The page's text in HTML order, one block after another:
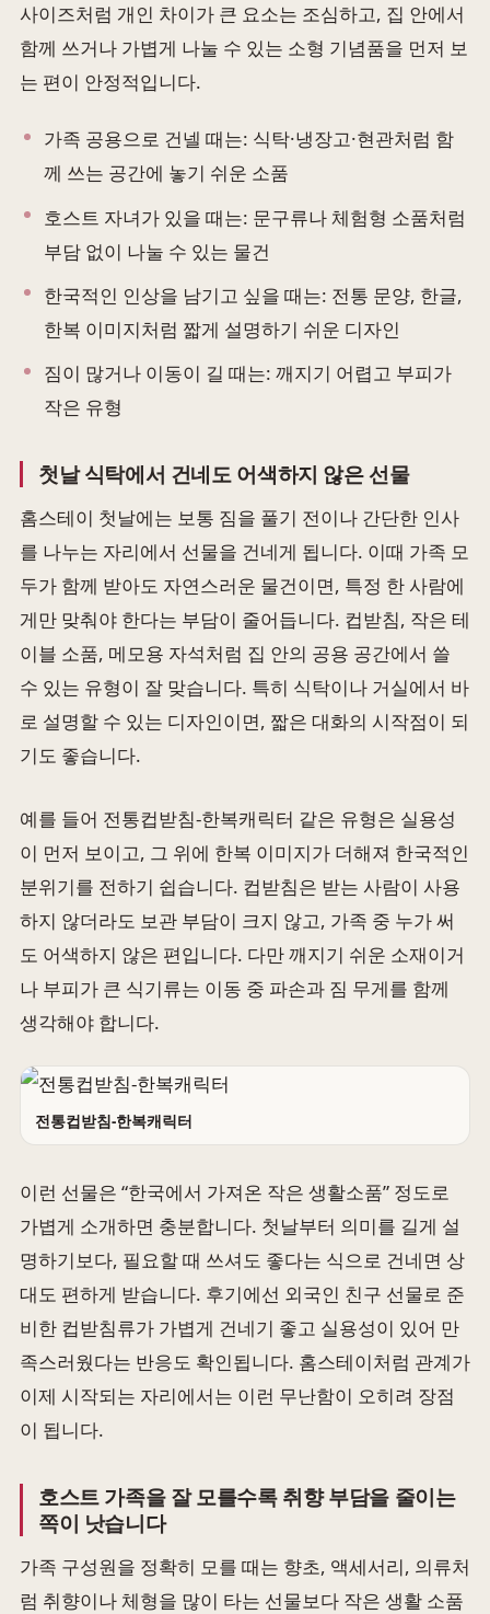
사이즈처럼 개인 차이가 큰 요소는 조심하고, 집 안에서
함께 쓰거나 가볍게 나눌 수 있는 소형 기념품을 먼저 보
는 편이 안정적입니다.
가족 공용으로 건넬 때는: 식탁·냉장고·현관처럼 함
께 쓰는 공간에 놓기 쉬운 소품
호스트 자녀가 있을 때는: 문구류나 체험형 소품처럼
부담 없이 나눌 수 있는 물건
한국적인 인상을 남기고 싶을 때는: 전통 문양, 한글,
한복 이미지처럼 짧게 설명하기 쉬운 디자인
짐이 많거나 이동이 길 때는: 깨지기 어렵고 부피가
작은 유형
첫날 식탁에서 건네도 어색하지 않은 선물
홈스테이 첫날에는 보통 짐을 풀기 전이나 간단한 인사
를 나누는 자리에서 선물을 건네게 됩니다. 이때 가족 모
두가 함께 받아도 자연스러운 물건이면, 특정 한 사람에
게만 맞춰야 한다는 부담이 줄어듭니다. 컵받침, 작은 테
이블 소품, 메모용 자석처럼 집 안의 공용 공간에서 쓸
수 있는 유형이 잘 맞습니다. 특히 식탁이나 거실에서 바
로 설명할 수 있는 디자인이면, 짧은 대화의 시작점이 되
기도 좋습니다.
예를 들어 전통컵받침-한복캐릭터 같은 유형은 실용성
이 먼저 보이고, 그 위에 한복 이미지가 더해져 한국적인
분위기를 전하기 쉽습니다. 컵받침은 받는 사람이 사용
하지 않더라도 보관 부담이 크지 않고, 가족 중 누가 써
도 어색하지 않은 편입니다. 다만 깨지기 쉬운 소재이거
나 부피가 큰 식기류는 이동 중 파손과 짐 무게를 함께
생각해야 합니다.
전통컵받침-한복캐릭터
이런 선물은 “한국에서 가져온 작은 생활소품” 정도로
가볍게 소개하면 충분합니다. 첫날부터 의미를 길게 설
명하기보다, 필요할 때 쓰셔도 좋다는 식으로 건네면 상
대도 편하게 받습니다. 후기에선 외국인 친구 선물로 준
비한 컵받침류가 가볍게 건네기 좋고 실용성이 있어 만
족스러웠다는 반응도 확인됩니다. 홈스테이처럼 관계가
이제 시작되는 자리에서는 이런 무난함이 오히려 장점
이 됩니다.
호스트 가족을 잘 모를수록 취향 부담을 줄이는
쪽이 낫습니다
가족 구성원을 정확히 모를 때는 향초, 액세서리, 의류처
럼 취향이나 체형을 많이 타는 선물보다 작은 생활 소품